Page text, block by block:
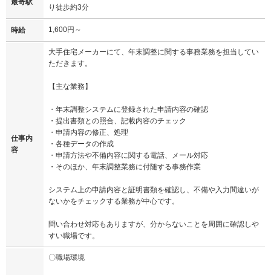
り徒歩約3分
時給 1,600円～
仕事内
容
大手住宅メーカーにて、年末調整に関する事務業務を担当してい
ただきます。
【主な業務】
・年末調整システムに登録された申請内容の確認
・提出書類との照合、記載内容のチェック
・申請内容の修正、処理
・各種データの作成
・申請方法や不備内容に関する電話、メール対応
・そのほか、年末調整業務に付随する事務作業
システム上の申請内容と証明書類を確認し、不備や入力間違いが
ないかをチェックする業務が中心です。
問い合わせ対応もありますが、分からないことを周囲に確認しや
すい職場です。
〇職場環境